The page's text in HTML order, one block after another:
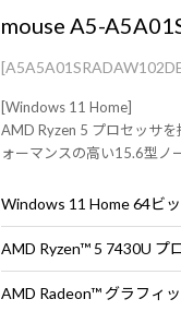
mouse A5-
[Windows 11 Home]
AMD Ryzen 5 プロセッサ
ォーマンスの高い15.6型ノ
ードPC
Windows 11 Home 64ビ
AMD Ryzen™ 5 7430U プ
AMD Radeon™ グラフィ